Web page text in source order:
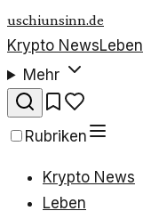
uschiunsinn.de
Krypto NewsLeben
Mehr
Rubriken
Krypto News
Leben